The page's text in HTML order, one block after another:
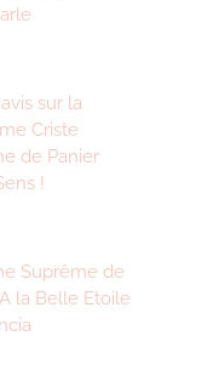
sur la
Criste
de Panier
!
Suprême de
la Belle Etoile